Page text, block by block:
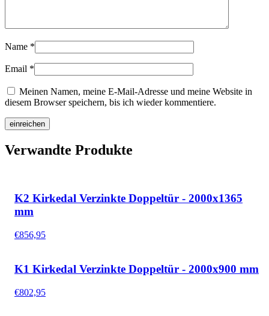
Name *
Email *
Meinen Namen, meine E-Mail-Adresse und meine Website in
diesem Browser speichern, bis ich wieder kommentiere.
Verwandte Produkte
K2 Kirkedal Verzinkte Doppeltür - 2000x1365
mm
€856,95
K1 Kirkedal Verzinkte Doppeltür - 2000x900 mm
€802,95